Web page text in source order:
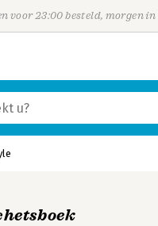
voor 23:00 besteld, morgen